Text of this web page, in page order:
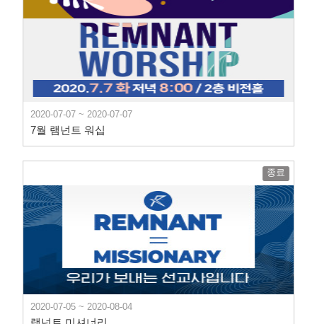
2020-07-07 ~ 2020-07-07
7월 램넌트 워십
종료
2020-07-05 ~ 2020-08-04